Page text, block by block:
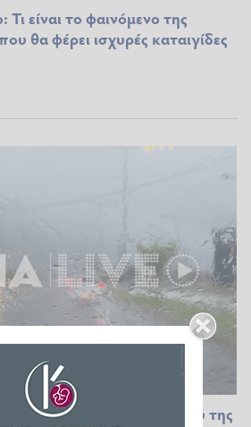
είναι το φαινόμενο της
θα φέρει ισχυρές καταιγίδες
δελτίο επιδείνωσης καιρού της